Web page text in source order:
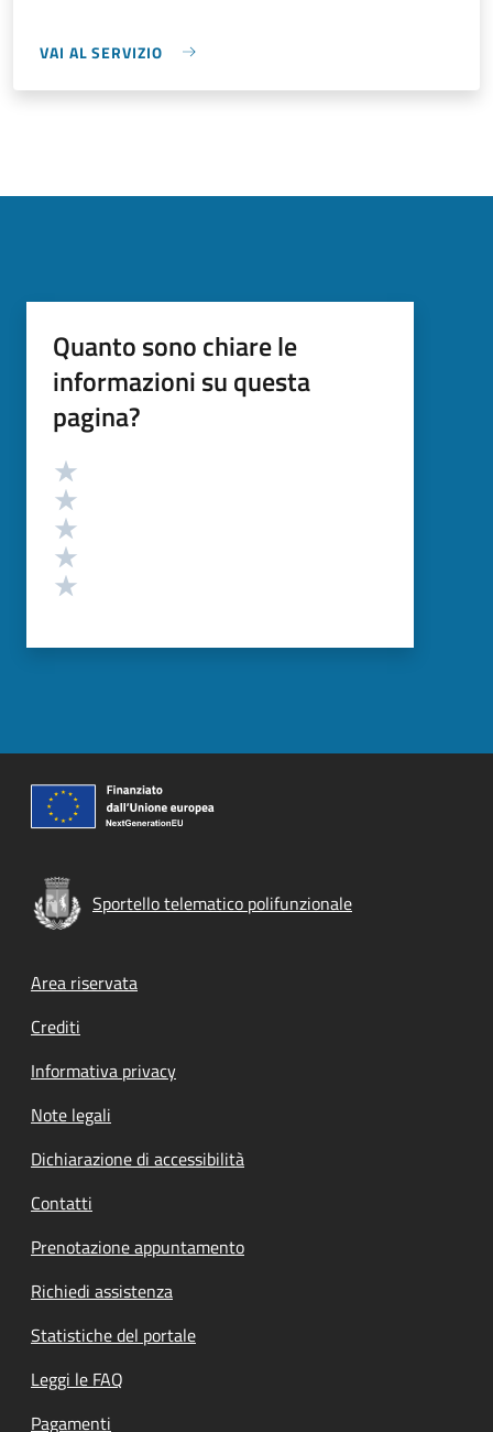
VAI AL SERVIZIO
Quanto sono chiare le
informazioni su questa
pagina?
Valutazione
Sportello telematico polifunzionale
Footer menu
Area riservata
Crediti
Informativa privacy
Note legali
Dichiarazione di accessibilità
Contatti
Prenotazione appuntamento
Richiedi assistenza
Statistiche del portale
Leggi le FAQ
Pagamenti